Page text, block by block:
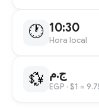
🕐 10:30
Hora local
💱 ج.م
EGP